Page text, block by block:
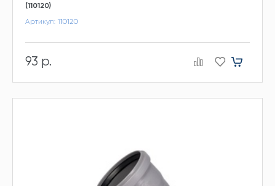
(110120)
Артикул: 110120
93 р.